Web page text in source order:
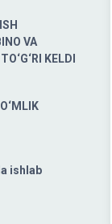
VA
KELDI
ishlab